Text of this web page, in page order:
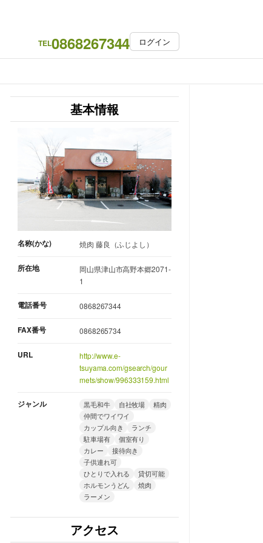
TEL0868267344 ログイン
基本情報
名称(かな) 焼肉 藤良（ふじよし）
所在地
岡山県津山市高野本郷2071-
1
電話番号 0868267344
FAX番号 0868265734
URL
http://www.e-
tsuyama.com/gsearch/gour
mets/show/996333159.html
ジャンル 黒毛和牛 自社牧場
精肉
仲間でワイワイ
カップル向き
ランチ
駐車場有
個室有り
カレー
接待向き
子供連れ可
ひとりで入れる
貸切可能
ホルモンうどん
焼肉
ラーメン
アクセス